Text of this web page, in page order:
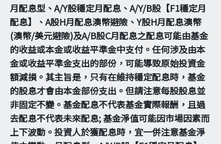
月配息型、A/Y股穩定月配息、A/Y/B股【F1穩定月
配息】、A股H月配息澳幣避險、Y股H月配息澳幣
(澳幣/美元避險)及A/B股C月配息之配息可能由基金
的收益或本金或收益平準金中支付。任何涉及由本
金或收益平準金支出的部份，可能導致原始投資金
額減損。其主旨是，只有在維持穩定配息時，基金
的股息才會由本金部份支出。但請注意每股股息並
非固定不變。基金配息不代表基金實際報酬，且過
去配息不代表未來配息; 基金淨值可能因市場因素而
上下波動。投資人於獲配息時，宜一併注意基金淨